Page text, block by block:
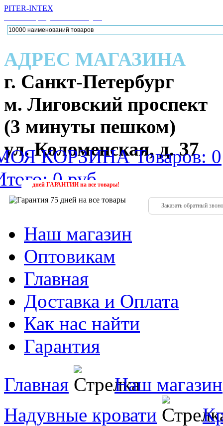
PITER-INTEX
АДРЕС МАГАЗИНА
г. Санкт-Петербург
м. Лиговский проспект
(3 минуты пешком)
ул. Коломенская, д. 37
Заказать обратный
КОРЗИНА Товаров: 0
0 руб.
дней ГАРАНТИИ на все товары!
Наш магазин
Оптовикам
Главная
Доставка и Оплата
Как нас найти
Гарантия
Главная
Наш магазин
Надувные кровати